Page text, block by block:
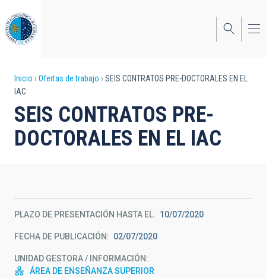
al
contenido
principal
Sobrescribir
enlaces
de
ayuda
navegación
Inicio Ofertas de trabajo
SEIS CONTRATOS PRE-DOCTORALES EN EL
IAC
SEIS CONTRATOS PRE-
DOCTORALES EN EL IAC
PLAZO DE PRESENTACIÓN HASTA EL 10/07/2020
FECHA DE PUBLICACIÓN 02/07/2020
UNIDAD GESTORA / INFORMACIÓN
ÁREA DE ENSEÑANZA SUPERIOR